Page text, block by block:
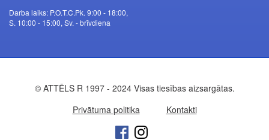
Darba laiks: P.O.T.C.Pk. 9:00 - 18:00,
S. 10:00 - 15:00, Sv. - brīvdiena
© ATTĒLS R 1997 - 2024 Visas tiesības aizsargātas.
Privātuma politika
Kontakti